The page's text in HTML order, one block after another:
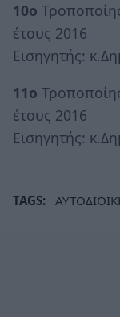
10ο
έτους 2016
Εισηγητής:
11ο
έτους 2016
Εισηγητής:
TAGS: